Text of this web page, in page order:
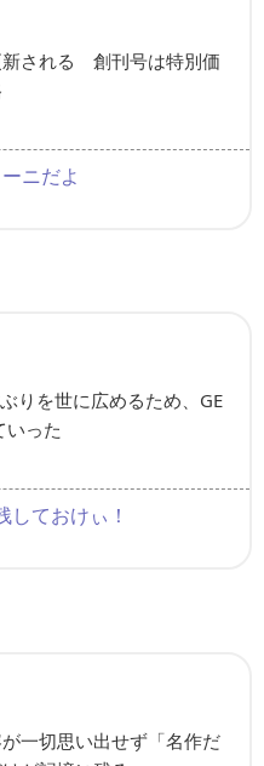
される 創刊号は特別価
ニだよ
りを世に広めるため、GE
いった
しておけぃ！
一切思い出せず「名作だ